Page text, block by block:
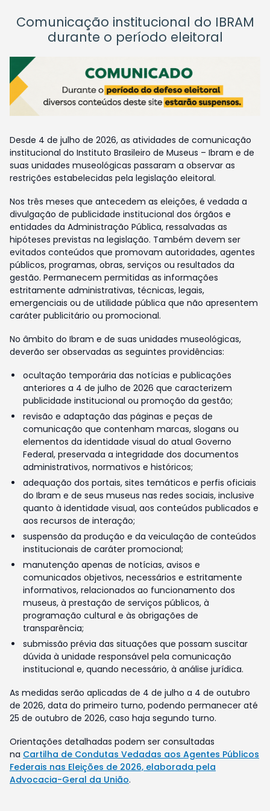
Comunicação institucional do IBRAM
durante o período eleitoral
Desde 4 de julho de 2026, as atividades de comunicação
institucional do Instituto Brasileiro de Museus – Ibram e de
suas unidades museológicas passaram a observar as
restrições estabelecidas pela legislação eleitoral.
Nos três meses que antecedem as eleições, é vedada a
divulgação de publicidade institucional dos órgãos e
entidades da Administração Pública, ressalvadas as
hipóteses previstas na legislação. Também devem ser
evitados conteúdos que promovam autoridades, agentes
públicos, programas, obras, serviços ou resultados da
gestão. Permanecem permitidas as informações
estritamente administrativas, técnicas, legais,
emergenciais ou de utilidade pública que não apresentem
caráter publicitário ou promocional.
No âmbito do Ibram e de suas unidades museológicas,
deverão ser observadas as seguintes providências:
ocultação temporária das notícias e publicações
anteriores a 4 de julho de 2026 que caracterizem
publicidade institucional ou promoção da gestão;
revisão e adaptação das páginas e peças de
comunicação que contenham marcas, slogans ou
elementos da identidade visual do atual Governo
Federal, preservada a integridade dos documentos
administrativos, normativos e históricos;
adequação dos portais, sites temáticos e perfis oficiais
do Ibram e de seus museus nas redes sociais, inclusive
quanto à identidade visual, aos conteúdos publicados e
aos recursos de interação;
suspensão da produção e da veiculação de conteúdos
institucionais de caráter promocional;
manutenção apenas de notícias, avisos e
comunicados objetivos, necessários e estritamente
informativos, relacionados ao funcionamento dos
museus, à prestação de serviços públicos, à
programação cultural e às obrigações de
transparência;
submissão prévia das situações que possam suscitar
dúvida à unidade responsável pela comunicação
institucional e, quando necessário, à análise jurídica.
As medidas serão aplicadas de 4 de julho a 4 de outubro
de 2026, data do primeiro turno, podendo permanecer até
25 de outubro de 2026, caso haja segundo turno.
Orientações detalhadas podem ser consultadas
na Cartilha de Condutas Vedadas aos Agentes Públicos
Federais nas Eleições de 2026, elaborada pela
Advocacia-Geral da União.